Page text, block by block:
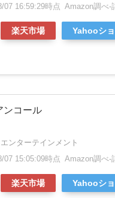
07 16:59:29時点 Amazon調べ-
楽天市場 Yahooシ
ンコール
ンターテインメント
07 15:05:09時点 Amazon調べ-
楽天市場 Yahooシ